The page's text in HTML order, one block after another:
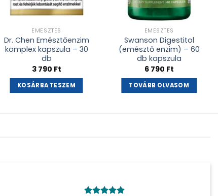
EMÉSZTÉS
Dr. Chen Emésztőenzim
komplex kapszula – 30
db
3 790 Ft
KOSÁRBA TESZEM
EMÉSZTÉS
Swanson Digestitol
(emésztő enzim) – 60
db kapszula
6 790 Ft
TOVÁBB OLVASOM